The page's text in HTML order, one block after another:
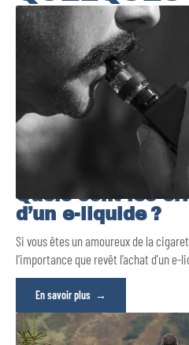
Quels sont les
d’un e-liquide ?
Si vous êtes un amoureux de la
l’importance que revêt l’achat d’un e-
En savoir plus